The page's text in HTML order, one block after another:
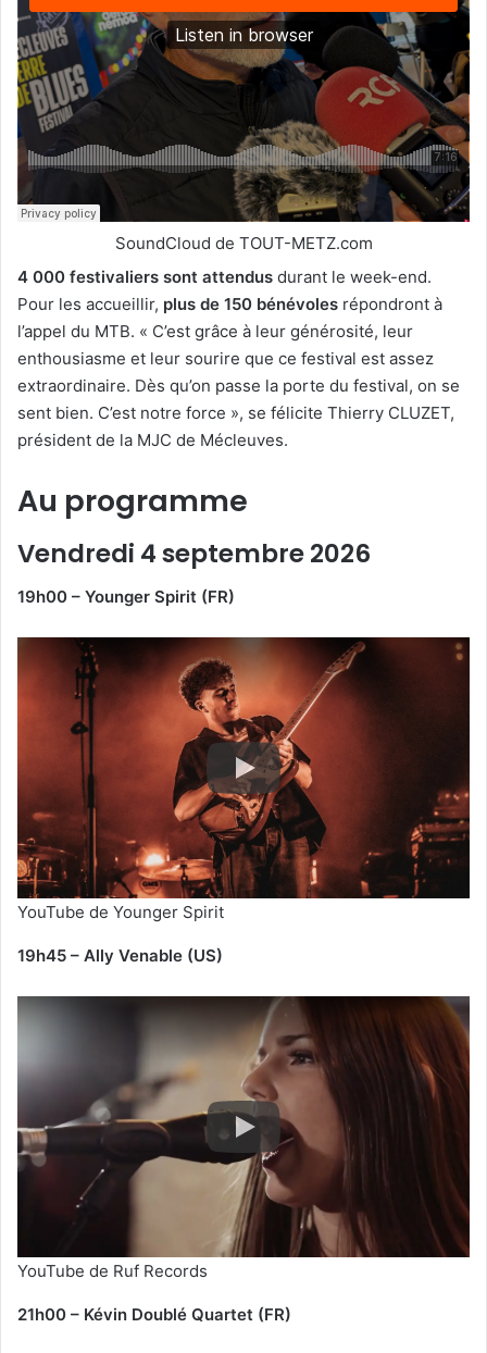
SoundCloud de TOUT-METZ.com
4 000 festivaliers sont attendus durant le week-end.
Pour les accueillir, plus de 150 bénévoles répondront à
l’appel du MTB. « C’est grâce à leur générosité, leur
enthousiasme et leur sourire que ce festival est assez
extraordinaire. Dès qu’on passe la porte du festival, on se
sent bien. C’est notre force », se félicite Thierry CLUZET,
président de la MJC de Mécleuves.
Au programme
Vendredi 4 septembre 2026
19h00 – Younger Spirit (FR)
YouTube de Younger Spirit
19h45 – Ally Venable (US)
YouTube de Ruf Records
21h00 – Kévin Doublé Quartet (FR)